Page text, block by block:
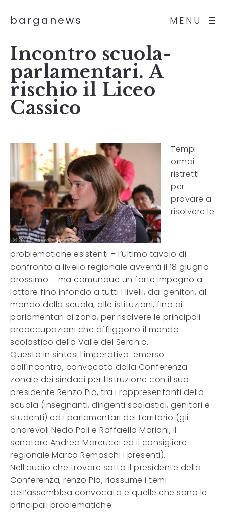
MENU
barganews
Incontro scuola-
parlamentari. A
rischio il Liceo
Cassico
Tempi
ormai
ristretti
per
provare a
risolvere le
problematiche esistenti – l’ultimo tavolo di
confronto a livello regionale avverrà il 18 giugno
prossimo – ma comunque un forte impegno a
lottare fino infondo a tutti i livelli, dai genitori, al
mondo della scuola, alle istituzioni, fino ai
parlamentari di zona, per risolvere le principali
preoccupazioni che affliggono il mondo
scolastico della Valle del Serchio.
Questo in sintesi l’imperativo emerso
dall’incontro, convocato dalla Conferenza
zonale dei sindaci per l’Istruzione con il suo
presidente Renzo Pia, tra i rappresentanti della
scuola (insegnanti, dirigenti scolastici, genitori e
studenti) ed i parlamentari del territorio (gli
onorevoli Nedo Poli e Raffaella Mariani, il
senatore Andrea Marcucci ed il consigliere
regionale Marco Remaschi i presenti).
Nell’audio che trovare sotto il presidente della
Conferenza, renzo Pia, riassume i temi
dell’assemblea convocata e quelle che sono le
principali problematiche: